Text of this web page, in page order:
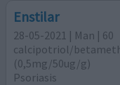
Enstilar
28-05-2021 | Man | 60
calcipotriol/​
(0,5mg/50ug/g)
Psoriasis